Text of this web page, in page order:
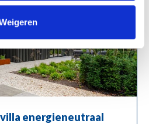
energieneutraal